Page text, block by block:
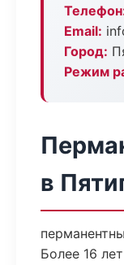
Email:
Город:
Режим
в
Более 16